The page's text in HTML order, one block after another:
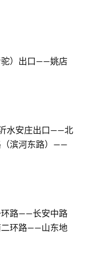
）出口——姚店
水安庄出口——北
滨河东路）——
路——长安中路
环路——山东地